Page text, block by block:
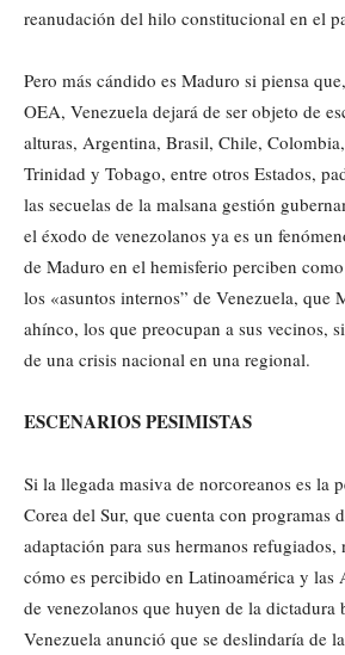
reanudación del hilo constitucional en el
Pero más cándido es Maduro si piensa
OEA, Venezuela dejará de ser objeto de
alturas, Argentina, Brasil, Chile, Colombia,
Trinidad y Tobago, entre otros Estados,
las secuelas de la malsana gestión
el éxodo de venezolanos ya es un
de Maduro en el hemisferio perciben
los «asuntos internos” de Venezuela, que
ahínco, los que preocupan a sus vecinos,
de una crisis nacional en una regional.
ESCENARIOS PESIMISTAS
Si la llegada masiva de norcoreanos es la
Corea del Sur, que cuenta con programas
adaptación para sus hermanos refugiados,
cómo es percibido en Latinoamérica y las
de venezolanos que huyen de la
Venezuela anunció que se deslindaría de